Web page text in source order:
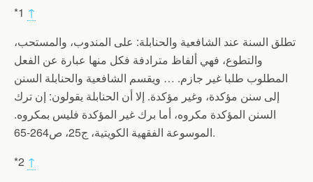
*1 ↑
تطلق السنة عند الشافعية والحنابلة: على المندوب، والمستحب،
والتطوع، فهي ألفاظ مترادفة فكل منها عبارة عن الفعل
المطلوب طلبا غير جازم. … ويقسم الشافعية والحنابلة السنن
إلى سنن مؤكدة، وغير مؤكدة. إلا أن الحنابلة يقولون: إن ترك
السنن المؤكدة مكروه، أما برك غير المؤكدة فليس بمكروه.
الموسوعة الفقهية الكويتية، ج25، ص264-65.
*2 ↑